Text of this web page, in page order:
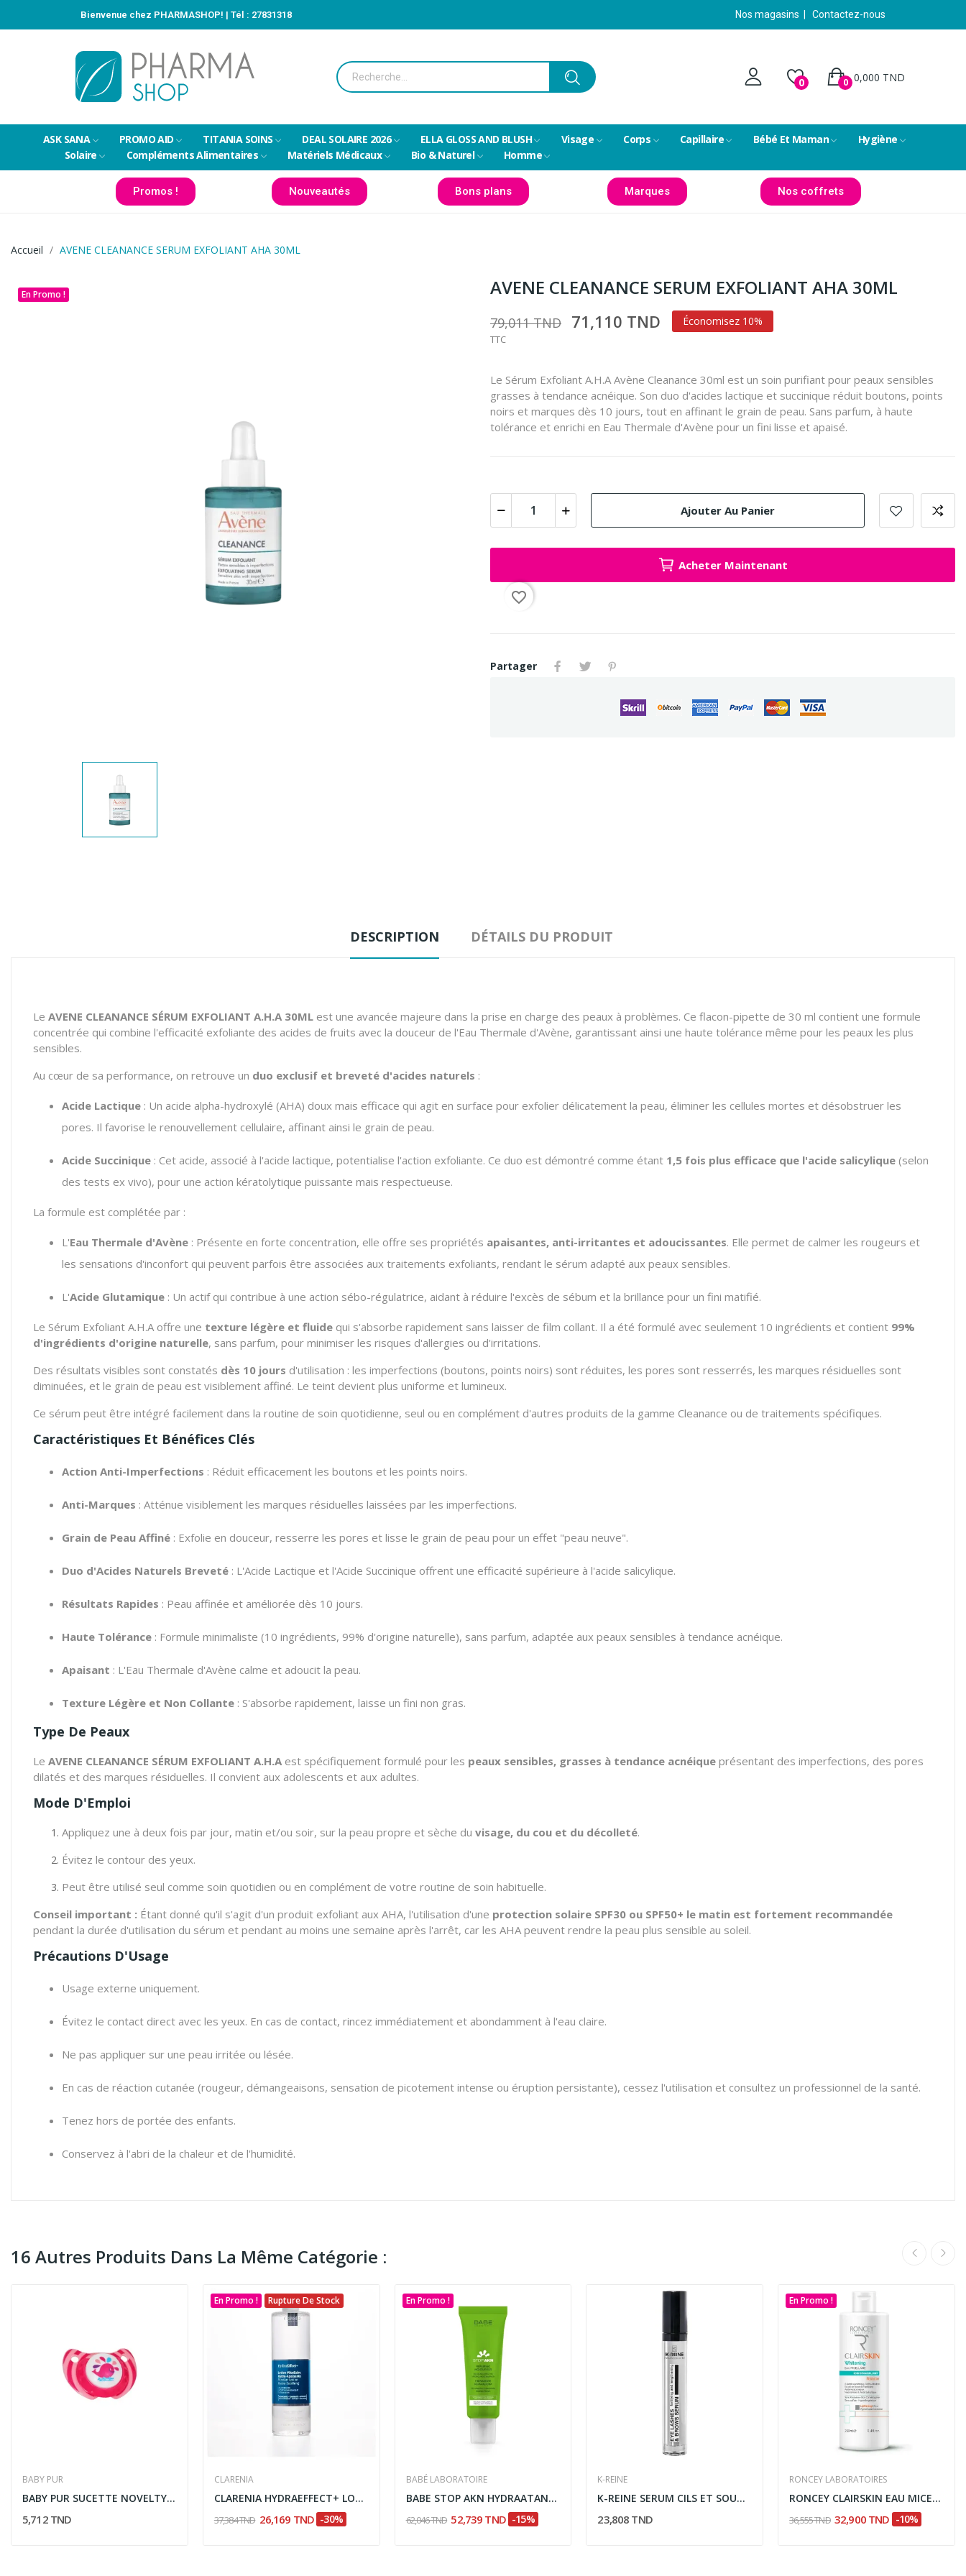
Bienvenue chez PHARMASHOP! | Tél : 27831318 Nos magasins Contactez-nous
0 0,000 TND
0
ASK SANA PROMO AID TITANIA SOINS DEAL SOLAIRE 2026 ELLA GLOSS AND BLUSH Visage Corps Capillaire Bébé Et Maman
Hygiène
Solaire
Compléments Alimentaires Matériels Médicaux Bio & Naturel Homme
Promos ! Nouveautés Bons plans Marques Nos coffrets
Accueil AVENE CLEANANCE SERUM EXFOLIANT AHA 30ML
En Promo ! AVENE CLEANANCE SERUM EXFOLIANT AHA 30ML
79,011 TND 71,110 TND Économisez 10%
TTC
Le Sérum Exfoliant A.H.A Avène Cleanance 30ml est un soin purifiant pour peaux sensibles
grasses à tendance acnéique. Son duo d'acides lactique et succinique réduit boutons, points
noirs et marques dès 10 jours, tout en affinant le grain de peau. Sans parfum, à haute
tolérance et enrichi en Eau Thermale d'Avène pour un fini lisse et apaisé.
Ajouter Au Panier
Acheter Maintenant
favorite_border
Partager
DESCRIPTION DÉTAILS DU PRODUIT
Le AVENE CLEANANCE SÉRUM EXFOLIANT A.H.A 30ML est une avancée majeure dans la prise en charge des peaux à problèmes. Ce flacon-pipette de 30 ml contient une formule
concentrée qui combine l'efficacité exfoliante des acides de fruits avec la douceur de l'Eau Thermale d'Avène, garantissant ainsi une haute tolérance même pour les peaux les plus
sensibles.
Au cœur de sa performance, on retrouve un duo exclusif et breveté d'acides naturels :
Acide Lactique : Un acide alpha-hydroxylé (AHA) doux mais efficace qui agit en surface pour exfolier délicatement la peau, éliminer les cellules mortes et désobstruer les
pores. Il favorise le renouvellement cellulaire, affinant ainsi le grain de peau.
Acide Succinique : Cet acide, associé à l'acide lactique, potentialise l'action exfoliante. Ce duo est démontré comme étant 1,5 fois plus efficace que l'acide salicylique (selon
des tests ex vivo), pour une action kératolytique puissante mais respectueuse.
La formule est complétée par :
L'Eau Thermale d'Avène : Présente en forte concentration, elle offre ses propriétés apaisantes, anti-irritantes et adoucissantes. Elle permet de calmer les rougeurs et
les sensations d'inconfort qui peuvent parfois être associées aux traitements exfoliants, rendant le sérum adapté aux peaux sensibles.
L'Acide Glutamique : Un actif qui contribue à une action sébo-régulatrice, aidant à réduire l'excès de sébum et la brillance pour un fini matifié.
Le Sérum Exfoliant A.H.A offre une texture légère et fluide qui s'absorbe rapidement sans laisser de film collant. Il a été formulé avec seulement 10 ingrédients et contient 99%
d'ingrédients d'origine naturelle, sans parfum, pour minimiser les risques d'allergies ou d'irritations.
Des résultats visibles sont constatés dès 10 jours d'utilisation : les imperfections (boutons, points noirs) sont réduites, les pores sont resserrés, les marques résiduelles sont
diminuées, et le grain de peau est visiblement affiné. Le teint devient plus uniforme et lumineux.
Ce sérum peut être intégré facilement dans la routine de soin quotidienne, seul ou en complément d'autres produits de la gamme Cleanance ou de traitements spécifiques.
Caractéristiques Et Bénéfices Clés
Action Anti-Imperfections : Réduit efficacement les boutons et les points noirs.
Anti-Marques : Atténue visiblement les marques résiduelles laissées par les imperfections.
Grain de Peau Affiné : Exfolie en douceur, resserre les pores et lisse le grain de peau pour un effet "peau neuve".
Duo d'Acides Naturels Breveté : L'Acide Lactique et l'Acide Succinique offrent une efficacité supérieure à l'acide salicylique.
Résultats Rapides : Peau affinée et améliorée dès 10 jours.
Haute Tolérance : Formule minimaliste (10 ingrédients, 99% d'origine naturelle), sans parfum, adaptée aux peaux sensibles à tendance acnéique.
Apaisant : L'Eau Thermale d'Avène calme et adoucit la peau.
Texture Légère et Non Collante : S'absorbe rapidement, laisse un fini non gras.
Type De Peaux
Le AVENE CLEANANCE SÉRUM EXFOLIANT A.H.A est spécifiquement formulé pour les peaux sensibles, grasses à tendance acnéique présentant des imperfections, des pores
dilatés et des marques résiduelles. Il convient aux adolescents et aux adultes.
Mode D'Emploi
Appliquez une à deux fois par jour, matin et/ou soir, sur la peau propre et sèche du visage, du cou et du décolleté.
Évitez le contour des yeux.
Peut être utilisé seul comme soin quotidien ou en complément de votre routine de soin habituelle.
Conseil important : Étant donné qu'il s'agit d'un produit exfoliant aux AHA, l'utilisation d'une protection solaire SPF30 ou SPF50+ le matin est fortement recommandée
pendant la durée d'utilisation du sérum et pendant au moins une semaine après l'arrêt, car les AHA peuvent rendre la peau plus sensible au soleil.
Précautions D'Usage
Usage externe uniquement.
Évitez le contact direct avec les yeux. En cas de contact, rincez immédiatement et abondamment à l'eau claire.
Ne pas appliquer sur une peau irritée ou lésée.
En cas de réaction cutanée (rougeur, démangeaisons, sensation de picotement intense ou éruption persistante), cessez l'utilisation et consultez un professionnel de la santé.
Tenez hors de portée des enfants.
Conservez à l'abri de la chaleur et de l'humidité.
16 Autres Produits Dans La Même Catégorie :
BABY PUR
BABY PUR SUCETTE NOVELTY 6M+
5,712 TND
En Promo ! Rupture De Stock
CLARENIA
CLARENIA HYDRAEFFECT+ LOTION MICELLAIRE HYDRA...
37,384 TND 26,169 TND -30%
En Promo !
BABÉ LABORATOIRE
BABE STOP AKN HYDRAATANT REPARATEUR 50ML
62,046 TND 52,739 TND -15%
K-REINE
K-REINE SERUM CILS ET SOURCILS FORTIFIANT...
23,808 TND
En Promo !
RONCEY LABORATOIRES
RONCEY CLAIRSKIN EAU MICELLAIRE ECLAIRCISSANT...
36,555 TND 32,900 TND -10%